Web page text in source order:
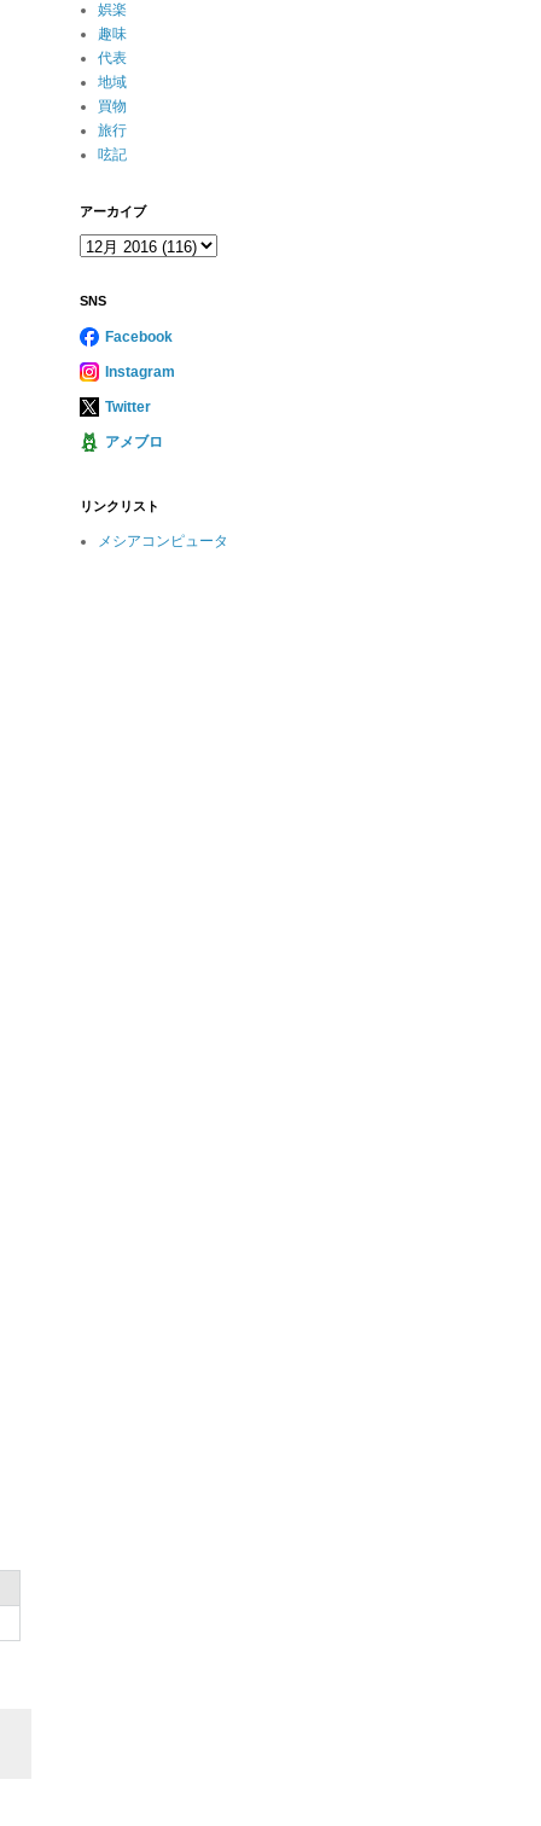
娯楽
趣味
代表
地域
買物
旅行
呟記
アーカイブ
SNS
Facebook
Instagram
Twitter
アメブロ
リンクリスト
メシアコンピュータ